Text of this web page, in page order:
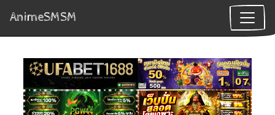
AnimeSMSM